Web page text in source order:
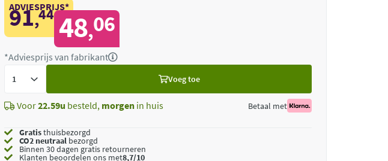
ADVIESPRIJS*
91,44 48,06
*Adviesprijs van fabrikant
Voeg toe
Voor22.59u besteld, morgen in huis Betaal met
Gratisthuisbezorgd
CO2 neutraal bezorgd
Binnen 30 dagen gratis retourneren
Klanten beoordelen ons met8,7/10